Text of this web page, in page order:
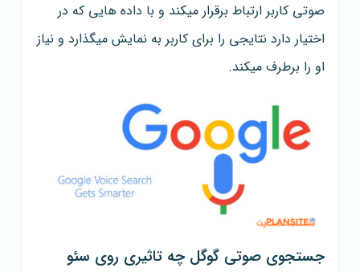
صوتی کاربر ارتباط برقرار میکند و با داده هایی که در
اختیار دارد نتایجی را برای کاربر به نمایش میگذارد و نیاز
او را برطرف میکند.
جستجوی صوتی گوگل چه تاثیری روی سئو